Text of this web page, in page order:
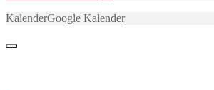
KalenderGoogle Kalender